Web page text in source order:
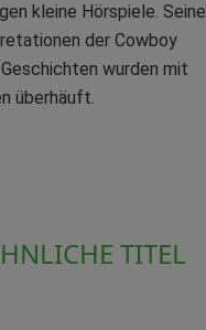
kleine Hörspiele. Seine
der Cowboy
wurden mit
überhäuft.
TITEL